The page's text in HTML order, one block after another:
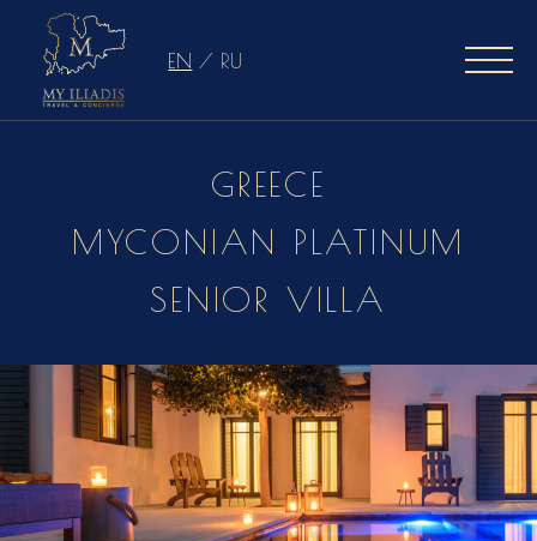
EN / RU
GREECE
MYCONIAN PLATINUM
SENIOR VILLA